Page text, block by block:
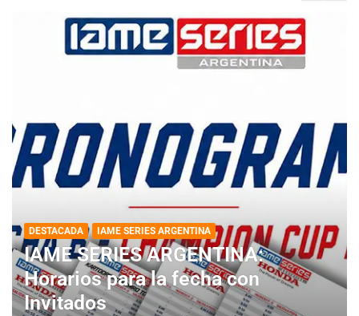
DESTACADA IAME SERIES ARGENTINA
IAME SERIES ARGENTINA:
Horarios para la fecha con
Invitados